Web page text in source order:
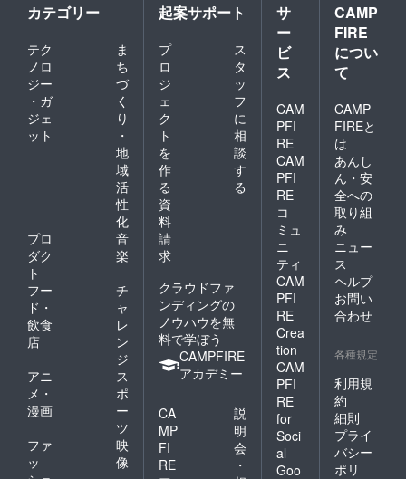
カテゴリー
テク
ノロ
ジー
・ガ
ジェ
ット
ま
ち
づ
く
り
・
地
域
活
性
化
プロ
ダク
ト
音
楽
フー
ド・
飲食
店
チ
ャ
レ
ン
ジ
アニ
メ・
漫画
ス
ポ
ー
ツ
ファ
ッ
映
像
起案サポート
プ
ロ
ジ
ェ
ク
ト
を
作
る
ス
タ
ッ
フ
に
相
談
す
る
資
料
請
求
クラウドファ
ンディングの
ノウハウを無
料で学ぼう
CAMPFIRE
アカデミー
CA
MP
FI
RE
説
明
会
・
サ
ー
ビ
ス
CAM
PFI
RE
CAM
PFI
RE
コ
ミュ
ニ
ティ
CAM
PFI
RE
Crea
tion
CAM
PFI
RE
for
Soci
al
Goo
CAMP
FIRE
につい
て
CAMP
FIREと
は
あんし
ん・安
全への
取り組
み
ニュー
ス
ヘルプ
お問い
合わせ
各種規定
利用規
約
細則
プライ
バシー
ポリ